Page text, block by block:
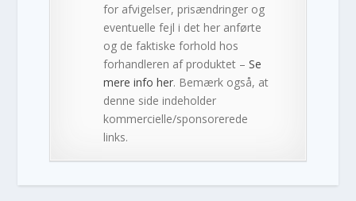
for afvigelser, prisændringer og
eventuelle fejl i det her anførte
og de faktiske forhold hos
forhandleren af produktet –Se
mere info her. Bemærk også, at
denne side indeholder
kommercielle/sponsorerede
links.